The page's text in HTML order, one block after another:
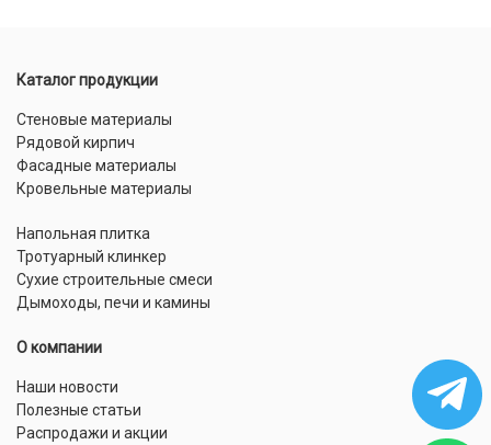
Каталог продукции
Стеновые материалы
Рядовой кирпич
Фасадные материалы
Кровельные материалы
Напольная плитка
Тротуарный клинкер
Сухие строительные смеси
Дымоходы, печи и камины
О компании
Наши новости
Полезные статьи
Распродажи и акции